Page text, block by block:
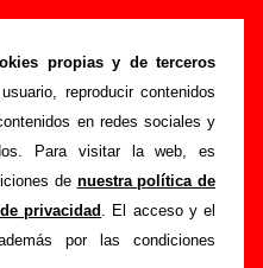
propias y de terceros
reproducir contenidos
en redes sociales y
Para visitar la web, es
de nuestra política de
privacidad . El acceso y el
por las condiciones
el tiempo” (CD
- Los Planetas
todo tipo de información
en el tiempo”
. Además del listado de